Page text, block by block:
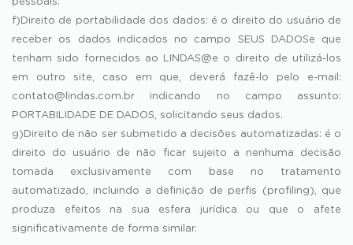
f)Direito de portabilidade dos dados: é o direito do usuário de
receber os dados indicados no campo SEUS DADOSe que
tenham sido fornecidos ao LINDAS@e o direito de utilizá-los
em outro site, caso em que, deverá fazê-lo pelo e-mail:
contato@lindas.com.br indicando no campo assunto:
PORTABILIDADE DE DADOS, solicitando seus dados.
g)Direito de não ser submetido a decisões automatizadas: é o
direito do usuário de não ficar sujeito a nenhuma decisão
tomada exclusivamente com base no tratamento
automatizado, incluindo a definição de perfis (profiling), que
produza efeitos na sua esfera jurídica ou que o afete
significativamente de forma similar.